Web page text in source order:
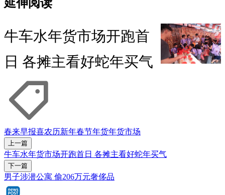
延伸阅读
牛车水年货市场开跑首
日 各摊主看好蛇年买气
春来早报喜农历新年春节年货年货市场
上一篇
牛车水年货市场开跑首日 各摊主看好蛇年买气
下一篇
男子涉潜公寓 偷206万元奢侈品